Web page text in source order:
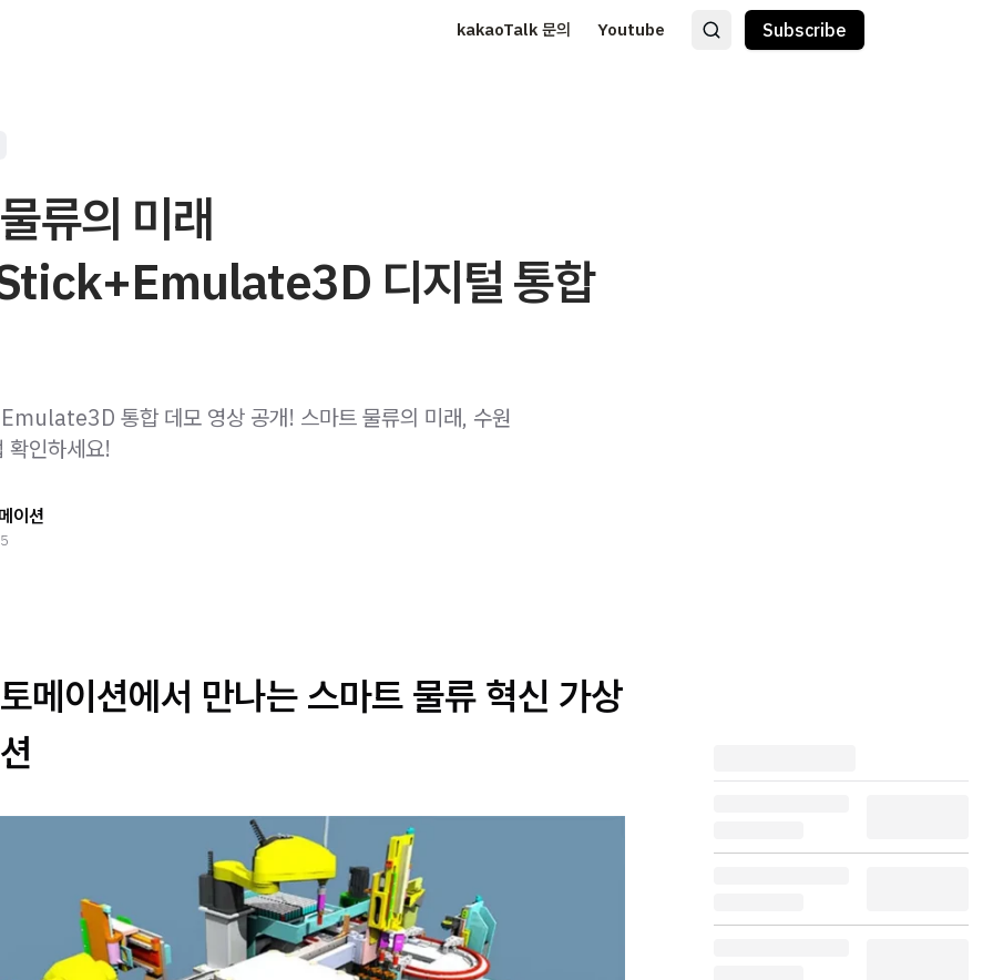
kakaoTalk 문의 Youtube Subscribe
류의 미래
디지털 통합
통합 데모 영상 공개! 스마트 물류의 미래, 수원
확인하세요!
이션
메이션에서 만나는 스마트 물류 혁신 가상